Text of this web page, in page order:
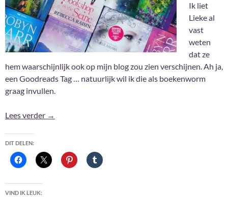
Ik liet
Lieke al
vast
weten
dat ze
hem waarschijnlijk ook op mijn blog zou zien verschijnen. Ah ja,
een Goodreads Tag … natuurlijk wil ik die als boekenworm
graag invullen.
Lees verder Goodreads Tag
→
DIT DELEN:
VIND IK LEUK: